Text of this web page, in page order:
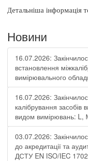
Детальніша інформація
Новини
16.07.2026:
встановлення
вимірювального
16.07.2026:
калібрування засобів
видом вимірювань:
03.07.2026:
до акредитації та
ДСТУ EN ISO/IEC